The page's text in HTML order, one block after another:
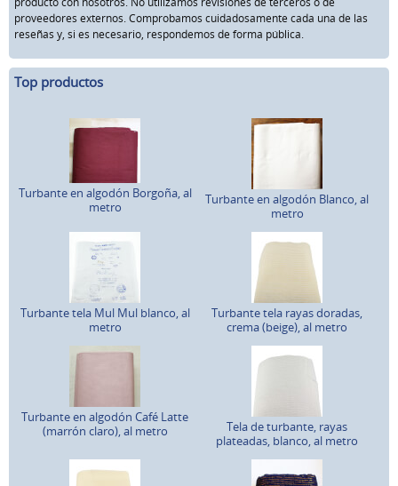
proveedores externos. Comprobamos cuidadosamente cada una de las
reseñas y, si es necesario, respondemos de forma pública.
Top productos
Turbante en algodón Borgoña, al
metro
Turbante en algodón Blanco, al
metro
Turbante tela Mul Mul blanco, al
metro
Turbante tela rayas doradas,
crema (beige), al metro
Turbante en algodón Café Latte
(marrón claro), al metro
Tela de turbante, rayas
plateadas, blanco, al metro